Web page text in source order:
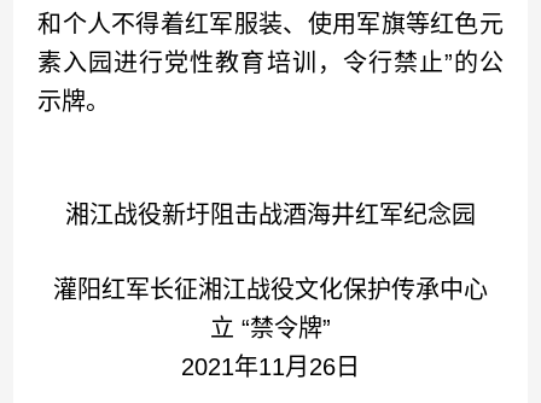
和个人不得着红军服装、使用军旗等红色元
素入园进行党性教育培训，令行禁止”的公
示牌。
湘江战役新圩阻击战酒海井红军纪念园
灌阳红军长征湘江战役文化保护传承中心
立 “禁令牌”
2021年11月26日